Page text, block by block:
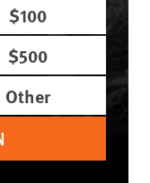
$100
$500
Other